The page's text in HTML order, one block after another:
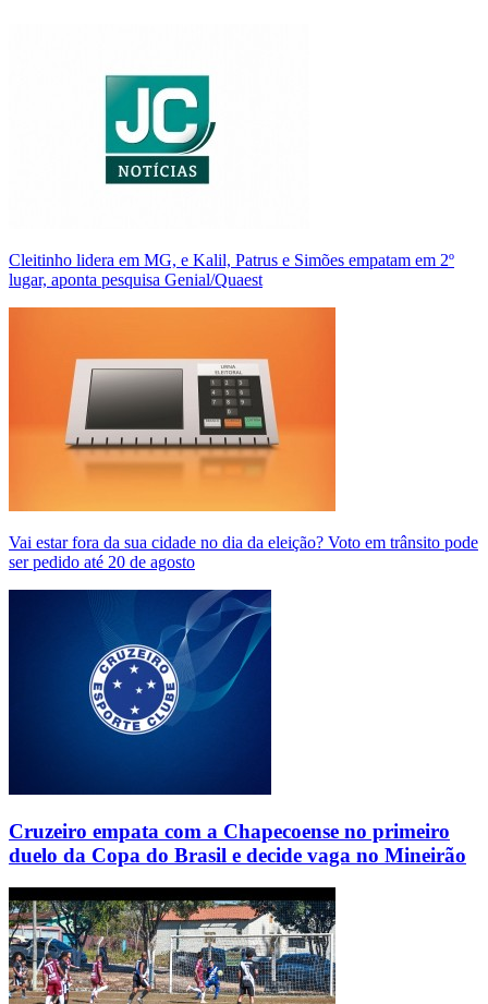
Cleitinho lidera em MG, e Kalil, Patrus e Simões empatam em 2º
lugar, aponta pesquisa Genial/Quaest
Vai estar fora da sua cidade no dia da eleição? Voto em trânsito pode
ser pedido até 20 de agosto
Cruzeiro empata com a Chapecoense no primeiro
duelo da Copa do Brasil e decide vaga no Mineirão